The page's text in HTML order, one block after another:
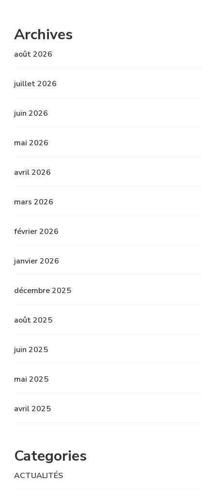
Archives
août 2026
juillet 2026
juin 2026
mai 2026
avril 2026
mars 2026
février 2026
janvier 2026
décembre 2025
août 2025
juin 2025
mai 2025
avril 2025
Categories
ACTUALITÉS